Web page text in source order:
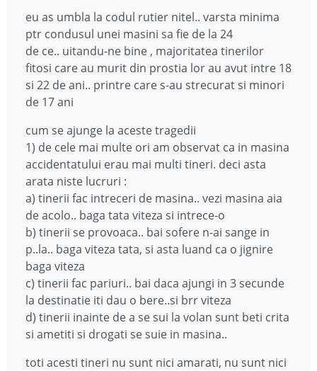
eu as umbla la codul rutier nitel.. varsta minima
ptr condusul unei masini sa fie de la 24
de ce.. uitandu-ne bine , majoritatea tinerilor
fitosi care au murit din prostia lor au avut intre 18
si 22 de ani.. printre care s-au strecurat si minori
de 17 ani
cum se ajunge la aceste tragedii
1) de cele mai multe ori am observat ca in masina
accidentatului erau mai multi tineri. deci asta
arata niste lucruri :
a) tinerii fac intreceri de masina.. vezi masina aia
de acolo.. baga tata viteza si intrece-o
b) tinerii se provoaca.. bai sofere n-ai sange in
p..la.. baga viteza tata, si asta luand ca o jignire
baga viteza
c) tinerii fac pariuri.. bai daca ajungi in 3 secunde
la destinatie iti dau o bere..si brr viteza
d) tinerii inainte de a se sui la volan sunt beti crita
si ametiti si drogati se suie in masina..
toti acesti tineri nu sunt nici amarati, nu sunt nici